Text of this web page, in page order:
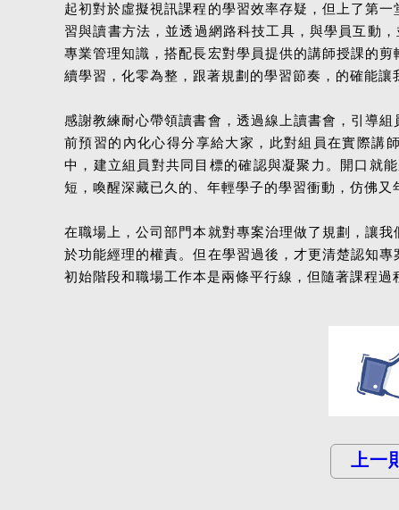
起初對於虛擬視訊課程的學習效率存疑，但上了第
習與讀書方法，並透過網路科技工具，與學員互動
專業管理知識，搭配長宏對學員提供的講師授課的
續學習，化零為整，跟著規劃的學習節奏，的確能讓
感謝教練耐心帶領讀書會，透過線上讀書會，引導
前預習的內化心得分享給大家，此對組員在實際講
中，建立組員對共同目標的確認與凝聚力。開口就
短，喚醒深藏已久的、年輕學子的學習衝動，仿佛又
在職場上，公司部門本就對專案治理做了規劃，讓
於功能經理的權責。但在學習過後，才更清楚認知
初始階段和職場工作本是兩條平行線，但隨著課程
上一